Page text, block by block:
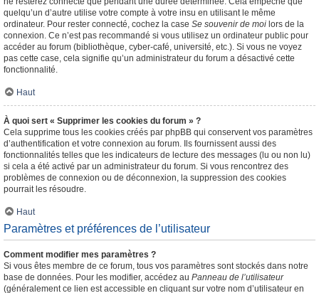
quelqu’un d’autre utilise votre compte à votre insu en utilisant le même
ordinateur. Pour rester connecté, cochez la case Se souvenir de moi lors de la
connexion. Ce n’est pas recommandé si vous utilisez un ordinateur public pour
accéder au forum (bibliothèque, cyber-café, université, etc.). Si vous ne voyez
pas cette case, cela signifie qu’un administrateur du forum a désactivé cette
fonctionnalité.
Haut
À quoi sert « Supprimer les cookies du forum » ?
Cela supprime tous les cookies créés par phpBB qui conservent vos paramètres
d’authentification et votre connexion au forum. Ils fournissent aussi des
fonctionnalités telles que les indicateurs de lecture des messages (lu ou non lu)
si cela a été activé par un administrateur du forum. Si vous rencontrez des
problèmes de connexion ou de déconnexion, la suppression des cookies
pourrait les résoudre.
Haut
Paramètres et préférences de l’utilisateur
Comment modifier mes paramètres ?
Si vous êtes membre de ce forum, tous vos paramètres sont stockés dans notre
base de données. Pour les modifier, accédez au Panneau de l’utilisateur
(généralement ce lien est accessible en cliquant sur votre nom d’utilisateur en